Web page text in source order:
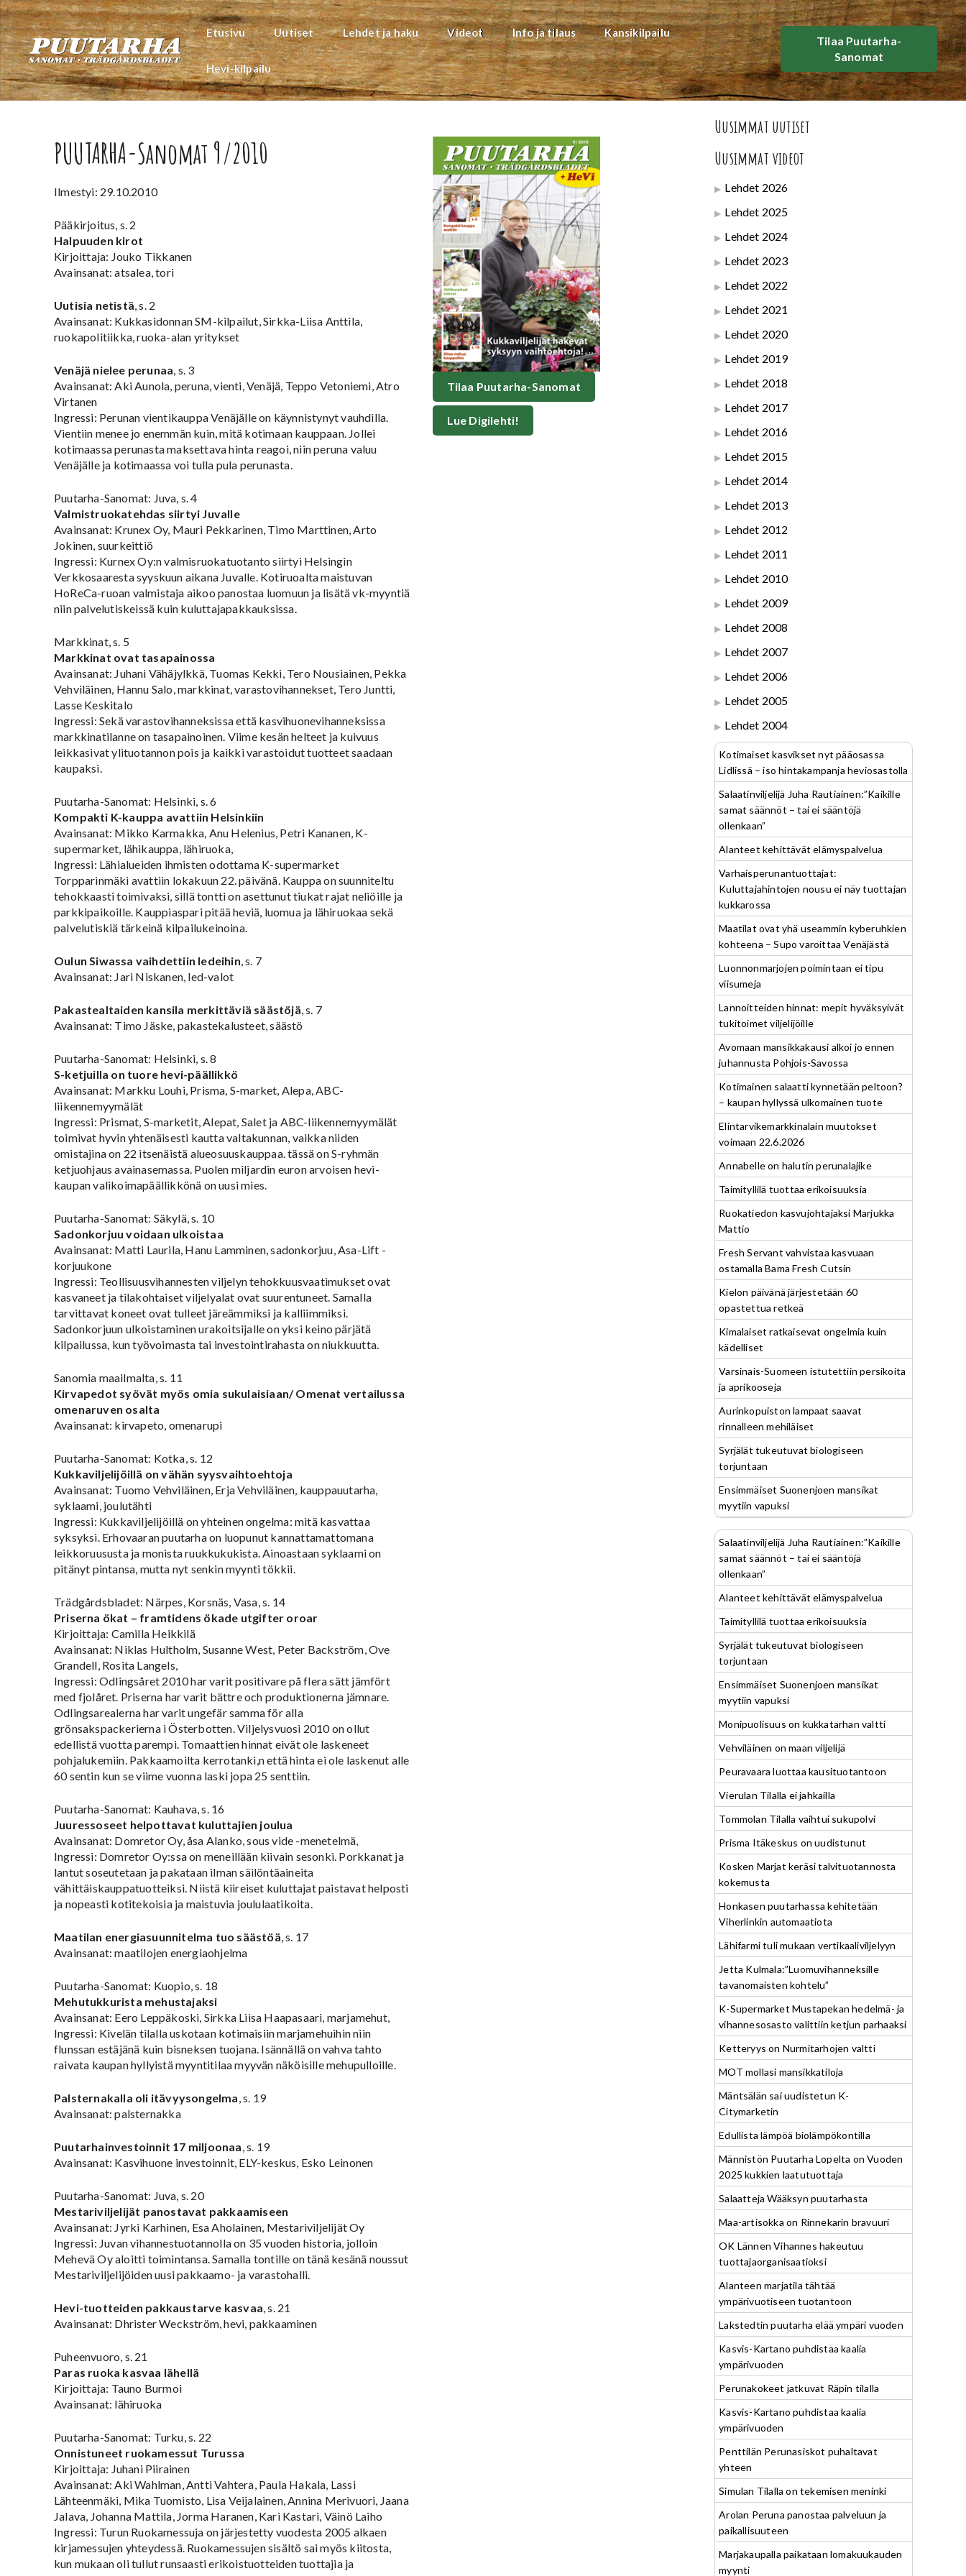
Siirry
sisältöön
Etusivu Uutiset Lehdet ja haku Videot Info ja tilaus Kansikilpailu
Hevi-kilpailu
Tilaa Puutarha-
Sanomat
PUUTARHA-Sanomat 9/2010
Ilmestyi: 29.10.2010
Pääkirjoitus, s. 2
Halpuuden kirot
Kirjoittaja: Jouko Tikkanen
Avainsanat: atsalea, tori
Uutisia netistä, s. 2
Avainsanat: Kukkasidonnan SM-kilpailut, Sirkka-Liisa Anttila,
ruokapolitiikka, ruoka-alan yritykset
Venäjä nielee perunaa, s. 3
Avainsanat: Aki Aunola, peruna, vienti, Venäjä, Teppo Vetoniemi, Atro
Virtanen
Ingressi: Perunan vientikauppa Venäjälle on käynnistynyt vauhdilla.
Vientiin menee jo enemmän kuin, mitä kotimaan kauppaan. Jollei
kotimaassa perunasta maksettava hinta reagoi, niin peruna valuu
Venäjälle ja kotimaassa voi tulla pula perunasta.
Puutarha-Sanomat: Juva, s. 4
Valmistruokatehdas siirtyi Juvalle
Avainsanat: Krunex Oy, Mauri Pekkarinen, Timo Marttinen, Arto
Jokinen, suurkeittiö
Ingressi: Kurnex Oy:n valmisruokatuotanto siirtyi Helsingin
Verkkosaaresta syyskuun aikana Juvalle. Kotiruoalta maistuvan
HoReCa-ruoan valmistaja aikoo panostaa luomuun ja lisätä vk-myyntiä
niin palvelutiskeissä kuin kuluttajapakkauksissa.
Markkinat, s. 5
Markkinat ovat tasapainossa
Avainsanat: Juhani Vähäjylkkä, Tuomas Kekki, Tero Nousiainen, Pekka
Vehviläinen, Hannu Salo, markkinat, varastovihannekset, Tero Juntti,
Lasse Keskitalo
Ingressi: Sekä varastovihanneksissa että kasvihuonevihanneksissa
markkinatilanne on tasapainoinen. Viime kesän helteet ja kuivuus
leikkasivat ylituotannon pois ja kaikki varastoidut tuotteet saadaan
kaupaksi.
Puutarha-Sanomat: Helsinki, s. 6
Kompakti K-kauppa avattiin Helsinkiin
Avainsanat: Mikko Karmakka, Anu Helenius, Petri Kananen, K-
supermarket, lähikauppa, lähiruoka,
Ingressi: Lähialueiden ihmisten odottama K-supermarket
Torpparinmäki avattiin lokakuun 22. päivänä. Kauppa on suunniteltu
tehokkaasti toimivaksi, sillä tontti on asettunut tiukat rajat neliöille ja
parkkipaikoille. Kauppiaspari pitää heviä, luomua ja lähiruokaa sekä
palvelutiskiä tärkeinä kilpailukeinoina.
Oulun Siwassa vaihdettiin ledeihin, s. 7
Avainsanat: Jari Niskanen, led-valot
Pakastealtaiden kansila merkittäviä säästöjä, s. 7
Avainsanat: Timo Jäske, pakastekalusteet, säästö
Puutarha-Sanomat: Helsinki, s. 8
S-ketjuilla on tuore hevi-päällikkö
Avainsanat: Markku Louhi, Prisma, S-market, Alepa, ABC-
liikennemyymälät
Ingressi: Prismat, S-marketit, Alepat, Salet ja ABC-liikennemyymälät
toimivat hyvin yhtenäisesti kautta valtakunnan, vaikka niiden
omistajina on 22 itsenäistä alueosuuskauppaa. tässä on S-ryhmän
ketjuohjaus avainasemassa. Puolen miljardin euron arvoisen hevi-
kaupan valikoimapäällikkönä on uusi mies.
Puutarha-Sanomat: Säkylä, s. 10
Sadonkorjuu voidaan ulkoistaa
Avainsanat: Matti Laurila, Hanu Lamminen, sadonkorjuu, Asa-Lift -
korjuukone
Ingressi: Teollisuusvihannesten viljelyn tehokkuusvaatimukset ovat
kasvaneet ja tilakohtaiset viljelyalat ovat suurentuneet. Samalla
tarvittavat koneet ovat tulleet järeämmiksi ja kalliimmiksi.
Sadonkorjuun ulkoistaminen urakoitsijalle on yksi keino pärjätä
kilpailussa, kun työvoimasta tai investointirahasta on niukkuutta.
Sanomia maailmalta, s. 11
Kirvapedot syövät myös omia sukulaisiaan/ Omenat vertailussa
omenaruven osalta
Avainsanat: kirvapeto, omenarupi
Puutarha-Sanomat: Kotka, s. 12
Kukkaviljelijöillä on vähän syysvaihtoehtoja
Avainsanat: Tuomo Vehviläinen, Erja Vehviläinen, kauppauutarha,
syklaami, joulutähti
Ingressi: Kukkaviljelijöillä on yhteinen ongelma: mitä kasvattaa
syksyksi. Erhovaaran puutarha on luopunut kannattamattomana
leikkoruususta ja monista ruukkukukista. Ainoastaan syklaami on
pitänyt pintansa, mutta nyt senkin myynti tökkii.
Trädgårdsbladet: Närpes, Korsnäs, Vasa, s. 14
Priserna ökat – framtidens ökade utgifter oroar
Kirjoittaja: Camilla Heikkilä
Avainsanat: Niklas Hultholm, Susanne West, Peter Backström, Ove
Grandell, Rosita Langels,
Ingressi: Odlingsåret 2010 har varit positivare på flera sätt jämfört
med fjolåret. Priserna har varit bättre och produktionerna jämnare.
Odlingsarealerna har varit ungefär samma för alla
grönsakspackerierna i Österbotten. Viljelysvuosi 2010 on ollut
edellistä vuotta parempi. Tomaattien hinnat eivät ole laskeneet
pohjalukemiin. Pakkaamoilta kerrotanki,n että hinta ei ole laskenut alle
60 sentin kun se viime vuonna laski jopa 25 senttiin.
Puutarha-Sanomat: Kauhava, s. 16
Juuressoseet helpottavat kuluttajien joulua
Avainsanat: Domretor Oy, åsa Alanko, sous vide -menetelmä,
Ingressi: Domretor Oy:ssa on meneillään kiivain sesonki. Porkkanat ja
lantut soseutetaan ja pakataan ilman säilöntäaineita
vähittäiskauppatuotteiksi. Niistä kiireiset kuluttajat paistavat helposti
ja nopeasti kotitekoisia ja maistuvia joululaatikoita.
Maatilan energiasuunnitelma tuo säästöä, s. 17
Avainsanat: maatilojen energiaohjelma
Puutarha-Sanomat: Kuopio, s. 18
Mehutukkurista mehustajaksi
Avainsanat: Eero Leppäkoski, Sirkka Liisa Haapasaari, marjamehut,
Ingressi: Kivelän tilalla uskotaan kotimaisiin marjamehuihin niin
flunssan estäjänä kuin bisneksen tuojana. Isännällä on vahva tahto
raivata kaupan hyllyistä myyntitilaa myyvän näköisille mehupulloille.
Palsternakalla oli itävyysongelma, s. 19
Avainsanat: palsternakka
Puutarhainvestoinnit 17 miljoonaa, s. 19
Avainsanat: Kasvihuone investoinnit, ELY-keskus, Esko Leinonen
Puutarha-Sanomat: Juva, s. 20
Mestariviljelijät panostavat pakkaamiseen
Avainsanat: Jyrki Karhinen, Esa Aholainen, Mestariviljelijät Oy
Ingressi: Juvan vihannestuotannolla on 35 vuoden historia, jolloin
Mehevä Oy aloitti toimintansa. Samalla tontille on tänä kesänä noussut
Mestariviljelijöiden uusi pakkaamo- ja varastohalli.
Hevi-tuotteiden pakkaustarve kasvaa, s. 21
Avainsanat: Dhrister Weckström, hevi, pakkaaminen
Puheenvuoro, s. 21
Paras ruoka kasvaa lähellä
Kirjoittaja: Tauno Burmoi
Avainsanat: lähiruoka
Puutarha-Sanomat: Turku, s. 22
Onnistuneet ruokamessut Turussa
Kirjoittaja: Juhani Piirainen
Avainsanat: Aki Wahlman, Antti Vahtera, Paula Hakala, Lassi
Lähteenmäki, Mika Tuomisto, Lisa Veijalainen, Annina Merivuori, Jaana
Jalava, Johanna Mattila, Jorma Haranen, Kari Kastari, Väinö Laiho
Ingressi: Turun Ruokamessuja on järjestetty vuodesta 2005 alkaen
kirjamessujen yhteydessä. Ruokamessujen sisältö sai myös kiitosta,
kun mukaan oli tullut runsaasti erikoistuotteiden tuottajia ja
Tilaa Puutarha-Sanomat
Lue Digilehti!
Uusimmat uutiset
Uusimmat videot
Lehdet 2026
Lehdet 2025
Lehdet 2024
Lehdet 2023
Lehdet 2022
Lehdet 2021
Lehdet 2020
Lehdet 2019
Lehdet 2018
Lehdet 2017
Lehdet 2016
Lehdet 2015
Lehdet 2014
Lehdet 2013
Lehdet 2012
Lehdet 2011
Lehdet 2010
Lehdet 2009
Lehdet 2008
Lehdet 2007
Lehdet 2006
Lehdet 2005
Lehdet 2004
Kotimaiset kasvikset nyt pääosassa
Lidlissä – iso hintakampanja heviosastolla
Salaatinviljelijä Juha Rautiainen:”Kaikille
samat säännöt – tai ei sääntöjä
ollenkaan”
Alanteet kehittävät elämyspalvelua
Varhaisperunantuottajat:
Kuluttajahintojen nousu ei näy tuottajan
kukkarossa
Maatilat ovat yhä useammin kyberuhkien
kohteena – Supo varoittaa Venäjästä
Luonnonmarjojen poimintaan ei tipu
viisumeja
Lannoitteiden hinnat: mepit hyväksyivät
tukitoimet viljelijöille
Avomaan mansikkakausi alkoi jo ennen
juhannusta Pohjois-Savossa
Kotimainen salaatti kynnetään peltoon?
– kaupan hyllyssä ulkomainen tuote
Elintarvikemarkkinalain muutokset
voimaan 22.6.2026
Annabelle on halutin perunalajike
Taimityllilä tuottaa erikoisuuksia
Ruokatiedon kasvujohtajaksi Marjukka
Mattio
Fresh Servant vahvistaa kasvuaan
ostamalla Bama Fresh Cutsin
Kielon päivänä järjestetään 60
opastettua retkeä
Kimalaiset ratkaisevat ongelmia kuin
kädelliset
Varsinais-Suomeen istutettiin persikoita
ja aprikooseja
Aurinkopuiston lampaat saavat
rinnalleen mehiläiset
Syrjälät tukeutuvat biologiseen
torjuntaan
Ensimmäiset Suonenjoen mansikat
myytiin vapuksi
Salaatinviljelijä Juha Rautiainen:”Kaikille
samat säännöt – tai ei sääntöjä
ollenkaan”
Alanteet kehittävät elämyspalvelua
Taimityllilä tuottaa erikoisuuksia
Syrjälät tukeutuvat biologiseen
torjuntaan
Ensimmäiset Suonenjoen mansikat
myytiin vapuksi
Monipuolisuus on kukkatarhan valtti
Vehviläinen on maan viljelijä
Peuravaara luottaa kausituotantoon
Vierulan Tilalla ei jahkailla
Tommolan Tilalla vaihtui sukupolvi
Prisma Itäkeskus on uudistunut
Kosken Marjat keräsi talvituotannosta
kokemusta
Honkasen puutarhassa kehitetään
Viherlinkin automaatiota
Lähifarmi tuli mukaan vertikaaliviljelyyn
Jetta Kulmala:”Luomuvihanneksille
tavanomaisten kohtelu”
K-Supermarket Mustapekan hedelmä- ja
vihannesosasto valittiin ketjun parhaaksi
Ketteryys on Nurmitarhojen valtti
MOT mollasi mansikkatiloja
Mäntsälän sai uudistetun K-
Citymarketin
Edullista lämpöä biolämpökontilla
Männistön Puutarha Lopelta on Vuoden
2025 kukkien laatutuottaja
Salaatteja Wääksyn puutarhasta
Maa-artisokka on Rinnekarin bravuuri
OK Lännen Vihannes hakeutuu
tuottajaorganisaatioksi
Alanteen marjatila tähtää
ympärivuotiseen tuotantoon
Lakstedtin puutarha elää ympäri vuoden
Kasvis-Kartano puhdistaa kaalia
ympärivuoden
Perunakokeet jatkuvat Räpin tilalla
Kasvis-Kartano puhdistaa kaalia
ympärivuoden
Penttilän Perunasiskot puhaltavat
yhteen
Simulan Tilalla on tekemisen meninki
Arolan Peruna panostaa palveluun ja
paikallisuuteen
Marjakaupalla paikataan lomakuukauden
myynti